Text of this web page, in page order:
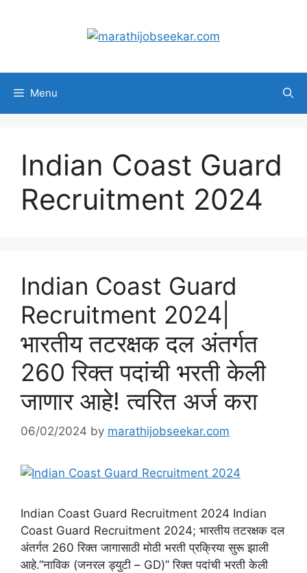
Menu
Indian Coast Guard
Recruitment 2024
Indian Coast Guard
Recruitment 2024|
भारतीय तटरक्षक दल अंतर्गत
260 रिक्त पदांची भरती केली
जाणार आहे! त्वरित अर्ज करा
06/02/2024 by marathijobseekar.com
Indian Coast Guard Recruitment 2024 Indian
Coast Guard Recruitment 2024; भारतीय तटरक्षक दल
अंतर्गत 260 रिक्त जागासाठी मोठी भरती प्रक्रिया सुरू झाली
आहे.”नाविक (जनरल ड्युटी – GD)” रिक्त पदांची भरती केली